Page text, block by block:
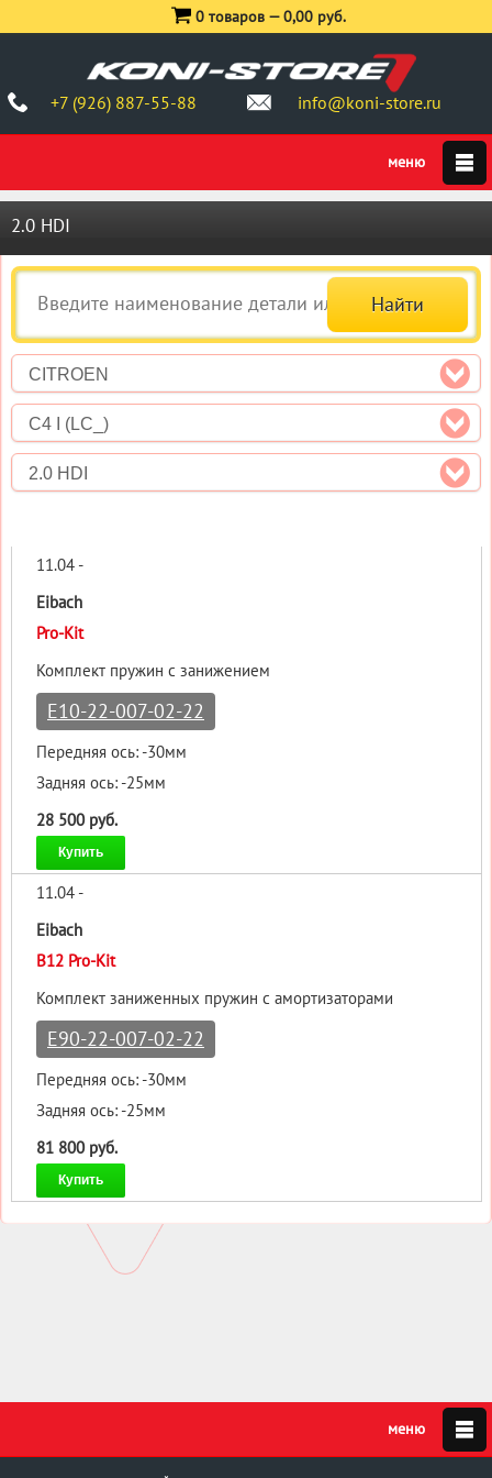
+7 (926) 887-55-88 info@koni-store.ru
0 товаров —0,00 руб.
2.0 HDI
CITROEN
C4 I (LC_)
2.0 HDI
11.04 -
Eibach
Pro-Kit
Комплект пружин с занижением
E10-22-007-02-22
Передняя ось: -30мм
Задняя ось: -25мм
28 500 руб.
Купить
11.04 -
Eibach
B12 Pro-Kit
Комплект заниженных пружин с амортизаторами
E90-22-007-02-22
Передняя ось: -30мм
Задняя ось: -25мм
81 800 руб.
Купить